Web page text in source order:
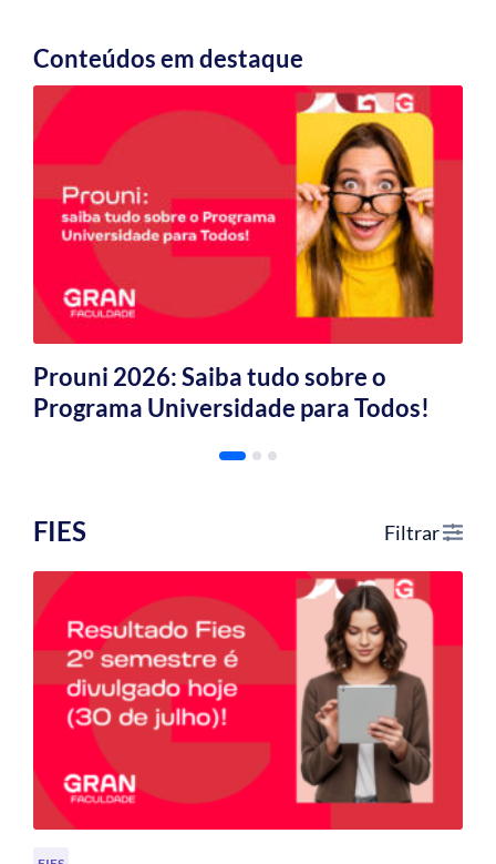
Conteúdos em destaque
Prouni 2026: Saiba tudo sobre o
Programa Universidade para Todos!
FIES Filtrar